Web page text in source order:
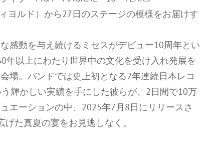
ヨルド）から27日のステージの模様をお届けす
感動を与え続けるミセスがデビュー10周年とい
年以上にわたり世界中の文化を受け入れ発展を
場。バンドでは史上初となる2年連続日本レコ
輝かしい実績を手にした彼らが、2日間で10万
エーションの中、2025年7月8日にリリースさ
た真夏の宴をお見逃しなく。